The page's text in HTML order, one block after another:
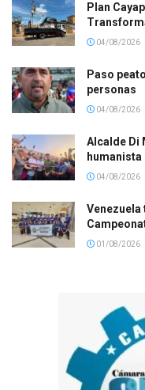
Plan
04/08/2026
Paso
personas
04/08/2026
Alcalde Di
04/08/2026
Venezuela
01/08/2026